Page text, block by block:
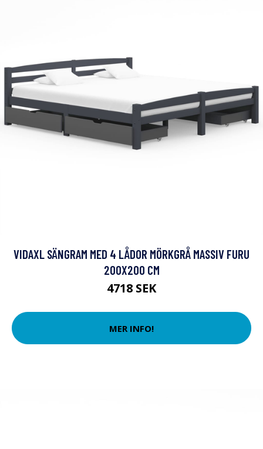
VIDAXL SÄNGRAM MED 4 LÅDOR MÖRKGRÅ MASSIV FURU
200X200 CM
4718 SEK
MER INFO!